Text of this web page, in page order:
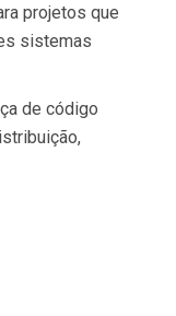
projetos que
sistemas
de código